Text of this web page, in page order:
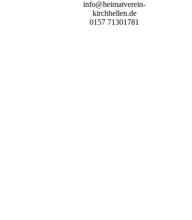
info@heimatverein-
kirchhellen.de
0157 71301781